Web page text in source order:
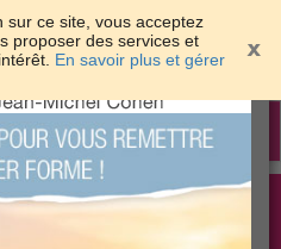
sur ce site, vous acceptez
proposer des services et
En savoir plus et gérer
pour maigrir et être bien
peau
×